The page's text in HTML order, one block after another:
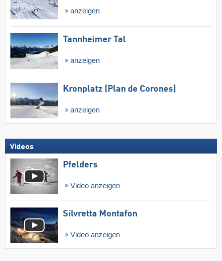
anzeigen
Tannheimer Tal
anzeigen
Kronplatz (Plan de Corones)
anzeigen
Videos
Pfelders
Video anzeigen
Silvretta Montafon
Video anzeigen